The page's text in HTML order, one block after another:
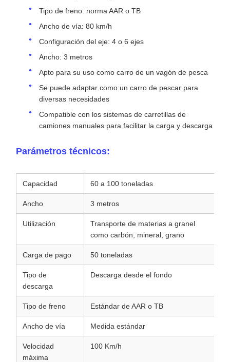
Tipo de freno: norma AAR o TB
Ancho de vía: 80 km/h
Configuración del eje: 4 o 6 ejes
Ancho: 3 metros
Apto para su uso como carro de un vagón de pesca
Se puede adaptar como un carro de pescar para
diversas necesidades
Compatible con los sistemas de carretillas de
camiones manuales para facilitar la carga y descarga
Parámetros técnicos:
Capacidad 60 a 100 toneladas
Ancho 3 metros
Utilización
Transporte de materias a granel
como carbón, mineral, grano
Carga de pago 50 toneladas
Tipo de
descarga
Descarga desde el fondo
Tipo de freno Estándar de AAR o TB
Ancho de vía Medida estándar
Velocidad
máxima
100 Km/h